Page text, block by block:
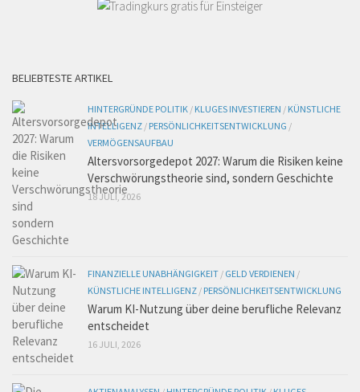
BELIEBTESTE ARTIKEL
HINTERGRÜNDE POLITIK / KLUGES INVESTIEREN / KÜNSTLICHE
INTELLIGENZ / PERSÖNLICHKEITSENTWICKLUNG /
VERMÖGENSAUFBAU
Altersvorsorgedepot 2027: Warum die Risiken keine
Verschwörungstheorie sind, sondern Geschichte
18 JULI, 2026
FINANZIELLE UNABHÄNGIGKEIT / GELD VERDIENEN /
KÜNSTLICHE INTELLIGENZ / PERSÖNLICHKEITSENTWICKLUNG
Warum KI-Nutzung über deine berufliche Relevanz
entscheidet
16 JULI, 2026